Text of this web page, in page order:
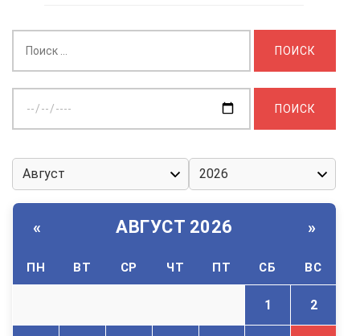
дату:
« АВГУСТ 2026 »
ПН ВТ СР ЧТ ПТ СБ ВС
1 2